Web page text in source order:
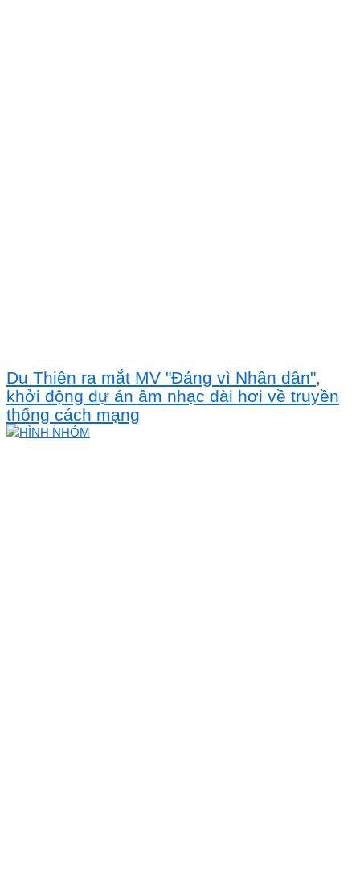
Du Thiên ra mắt MV "Đảng vì Nhân dân",
khởi động dự án âm nhạc dài hơi về truyền
thống cách mạng